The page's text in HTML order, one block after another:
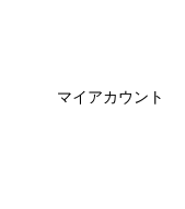
マイアカウント